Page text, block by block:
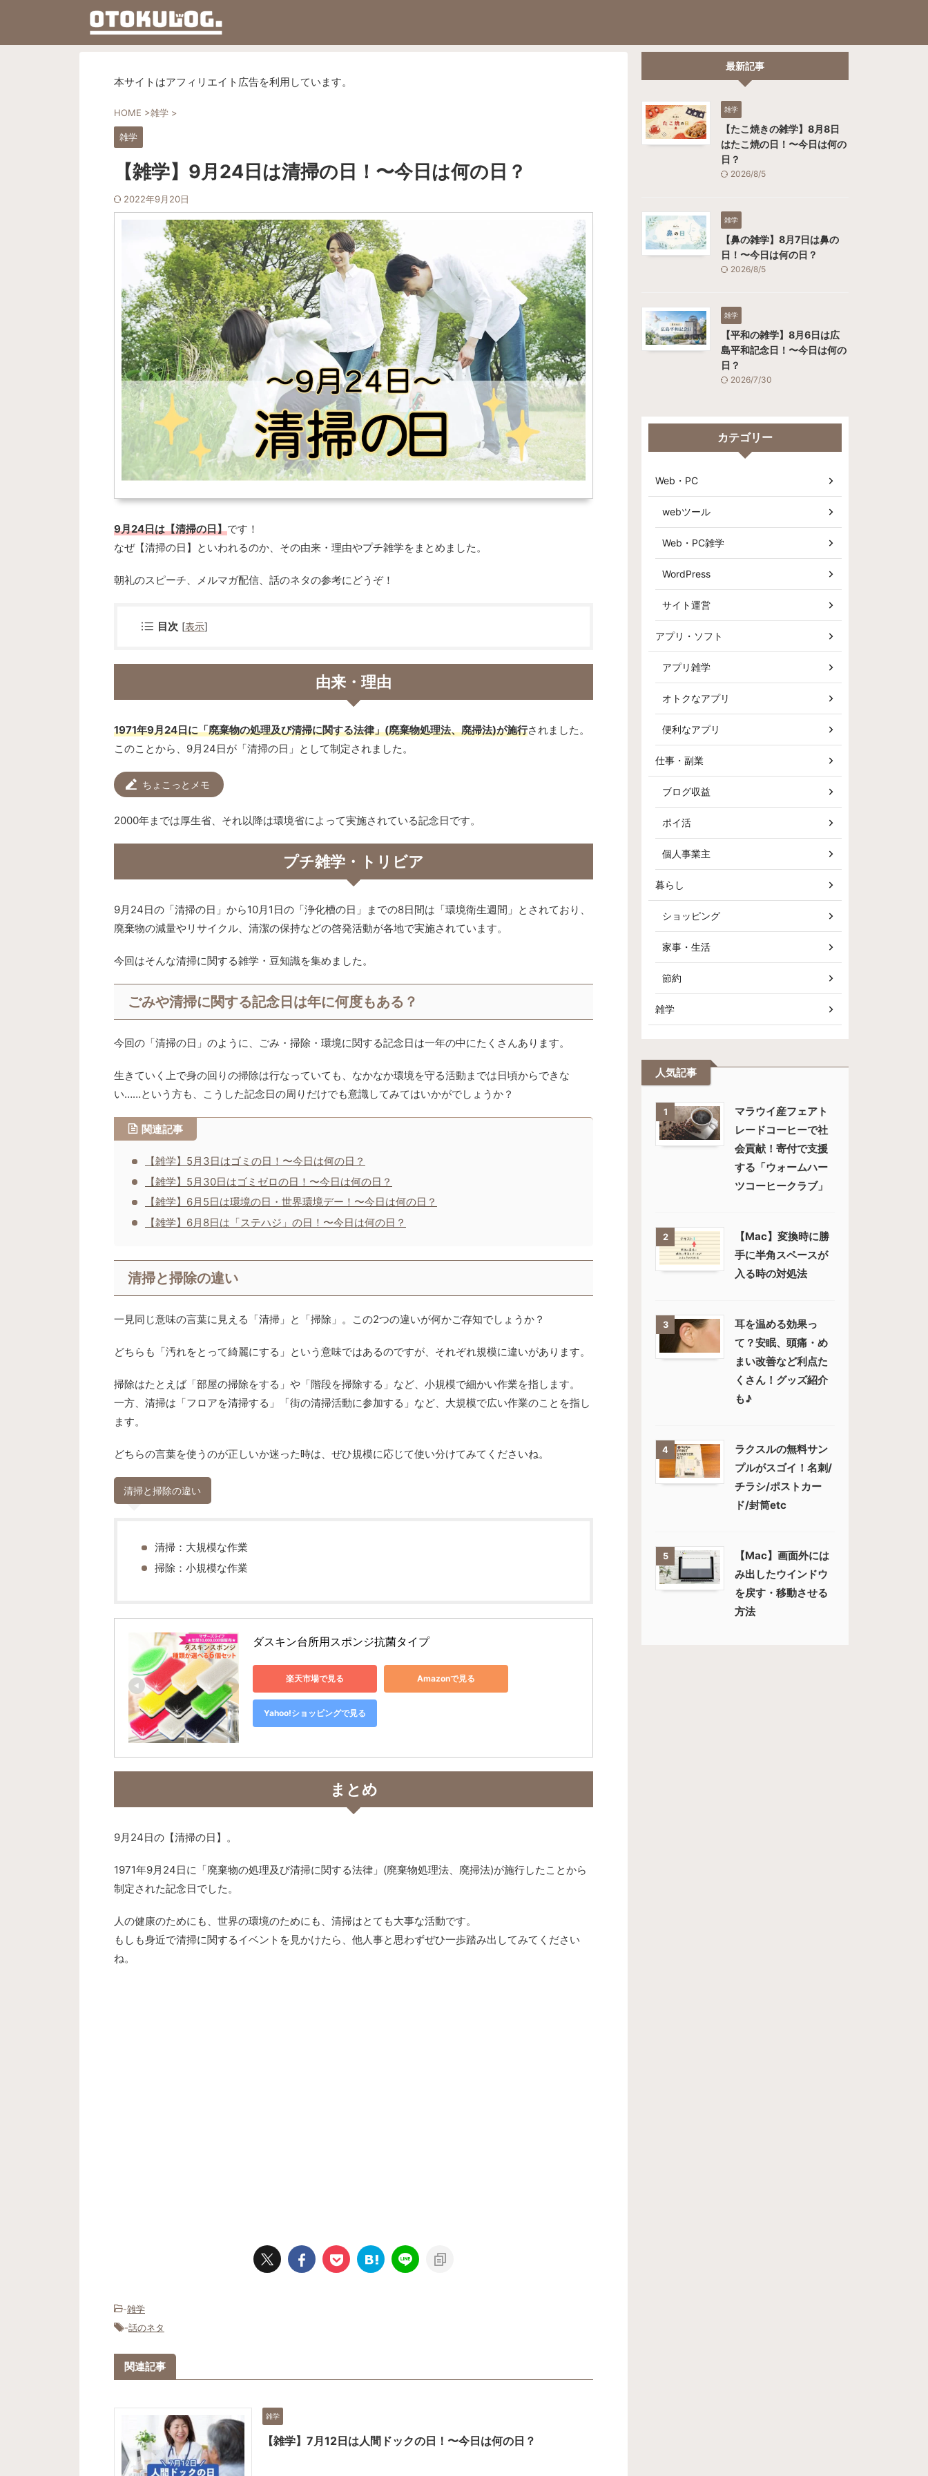
本サイトはアフィリエイト広告を利用しています。
HOME >雑学 >
雑学
【雑学】9月24日は清掃の日！〜今日は何の日？
2022年9月20日
9月24日は【清掃の日】です！
なぜ【清掃の日】といわれるのか、その由来・理由やプチ雑学をまとめました。
朝礼のスピーチ、メルマガ配信、話のネタの参考にどうぞ！
目次 [表示]
由来・理由
1971年9月24日に「廃棄物の処理及び清掃に関する法律」(廃棄物処理法、廃掃法)が施行されました。
このことから、9月24日が「清掃の日」として制定されました。
ちょこっとメモ
2000年までは厚生省、それ以降は環境省によって実施されている記念日です。
プチ雑学・トリビア
9月24日の「清掃の日」から10月1日の「浄化槽の日」までの8日間は「環境衛生週間」とされており、
廃棄物の減量やリサイクル、清潔の保持などの啓発活動が各地で実施されています。
今回はそんな清掃に関する雑学・豆知識を集めました。
ごみや清掃に関する記念日は年に何度もある？
今回の「清掃の日」のように、ごみ・掃除・環境に関する記念日は一年の中にたくさんあります。
生きていく上で身の回りの掃除は行なっていても、なかなか環境を守る活動までは日頃からできな
い……という方も、こうした記念日の周りだけでも意識してみてはいかがでしょうか？
関連記事
【雑学】5月3日はゴミの日！〜今日は何の日？
【雑学】5月30日はゴミゼロの日！〜今日は何の日？
【雑学】6月5日は環境の日・世界環境デー！〜今日は何の日？
【雑学】6月8日は「ステハジ」の日！〜今日は何の日？
清掃と掃除の違い
一見同じ意味の言葉に見える「清掃」と「掃除」。この2つの違いが何かご存知でしょうか？
どちらも「汚れをとって綺麗にする」という意味ではあるのですが、それぞれ規模に違いがあります。
掃除はたとえば「部屋の掃除をする」や「階段を掃除する」など、小規模で細かい作業を指します。
一方、清掃は「フロアを清掃する」「街の清掃活動に参加する」など、大規模で広い作業のことを指し
ます。
どちらの言葉を使うのが正しいか迷った時は、ぜひ規模に応じて使い分けてみてくださいね。
清掃と掃除の違い
清掃：大規模な作業
掃除：小規模な作業
ダスキン台所用スポンジ抗菌タイプ
楽天市場で見る Amazonで見る
Yahoo!ショッピングで見る
まとめ
9月24日の【清掃の日】。
1971年9月24日に「廃棄物の処理及び清掃に関する法律」(廃棄物処理法、廃掃法)が施行したことから
制定された記念日でした。
人の健康のためにも、世界の環境のためにも、清掃はとても大事な活動です。
もしも身近で清掃に関するイベントを見かけたら、他人事と思わずぜひ一歩踏み出してみてください
ね。
-雑学
-話のネタ
関連記事
雑学
【雑学】7月12日は人間ドックの日！〜今日は何の日？
最新記事
雑学
【たこ焼きの雑学】8月8日
はたこ焼の日！〜今日は何の
日？
2026/8/5
雑学
【鼻の雑学】8月7日は鼻の
日！〜今日は何の日？
2026/8/5
雑学
【平和の雑学】8月6日は広
島平和記念日！〜今日は何の
日？
2026/7/30
カテゴリー
Web・PC
webツール
Web・PC雑学
WordPress
サイト運営
アプリ・ソフト
アプリ雑学
オトクなアプリ
便利なアプリ
仕事・副業
ブログ収益
ポイ活
個人事業主
暮らし
ショッピング
家事・生活
節約
雑学
人気記事
1
マラウイ産フェアト
レードコーヒーで社
会貢献！寄付で支援
する「ウォームハー
ツコーヒークラブ」
2
【Mac】変換時に勝
手に半角スペースが
入る時の対処法
3
耳を温める効果っ
て？安眠、頭痛・め
まい改善など利点た
くさん！グッズ紹介
も♪
4
ラクスルの無料サン
プルがスゴイ！名刺/
チラシ/ポストカー
ド/封筒etc
5
【Mac】画面外には
み出したウインドウ
を戻す・移動させる
方法